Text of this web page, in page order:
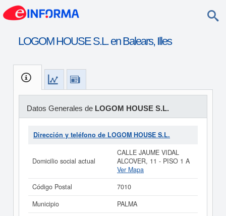
LOGOM HOUSE S.L. en Balears, Illes
Datos Generales de LOGOM HOUSE S.L.
Dirección y teléfono de LOGOM HOUSE S.L.
Domicilio social actual
CALLE JAUME VIDAL
ALCOVER, 11 - PISO 1 A
Ver Mapa
Código Postal
7010
Municipio
PALMA